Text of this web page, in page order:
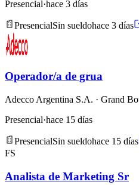
Presencial·hace 3 días
PresencialSin sueldohace 3 días
Operador/a de grua
Adecco Argentina S.A. · Grand
Presencial·hace 15 días
PresencialSin sueldohace 15 días
FS
Analista de Marketing Sr